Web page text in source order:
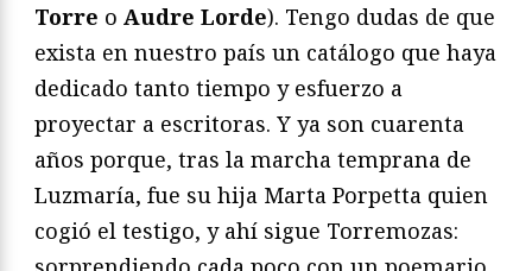
Torre o Audre Lorde). Tengo dudas de que
exista en nuestro país un catálogo que haya
dedicado tanto tiempo y esfuerzo a
proyectar a escritoras. Y ya son cuarenta
años porque, tras la marcha temprana de
Luzmaría, fue su hija Marta Porpetta quien
cogió el testigo, y ahí sigue Torremozas: